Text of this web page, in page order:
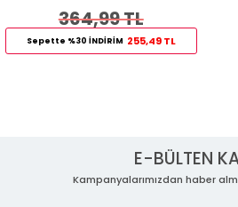
364,99 TL
Sepette %30 İNDİRİM 255,49 TL
E-BÜLTEN
Kampanyalarımızdan haber